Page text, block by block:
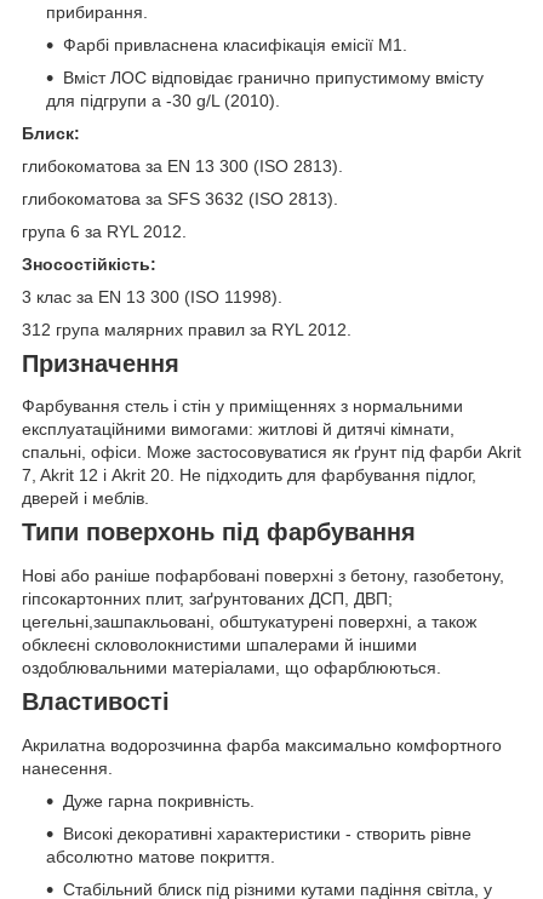
прибирання.
Фарбі привласнена класифікація емісії М1.
Вміст ЛОС відповідає гранично припустимому вмісту
для підгрупи a -30 g/L (2010).
Блиск:
глибокоматова за EN 13 300 (ISO 2813).
глибокоматова за SFS 3632 (ISO 2813).
група 6 за RYL 2012.
Зносостійкість:
3 клас за EN 13 300 (ISO 11998).
312 група малярних правил за RYL 2012.
Призначення
Фарбування стель і стін у приміщеннях з нормальними
експлуатаційними вимогами: житлові й дитячі кімнати,
спальні, офіси. Може застосовуватися як ґрунт під фарби Akrit
7, Akrit 12 і Akrit 20. Не підходить для фарбування підлог,
дверей і меблів.
Типи поверхонь під фарбування
Нові або раніше пофарбовані поверхні з бетону, газобетону,
гіпсокартонних плит, заґрунтованих ДСП, ДВП;
цегельні,зашпакльовані, обштукатурені поверхні, а також
обклеєні скловолокнистими шпалерами й іншими
оздоблювальними матеріалами, що офарблюються.
Властивості
Акрилатна водорозчинна фарба максимально комфортного
нанесення.
Дуже гарна покривність.
Високі декоративні характеристики - створить рівне
абсолютно матове покриття.
Стабільний блиск під різними кутами падіння світла, у